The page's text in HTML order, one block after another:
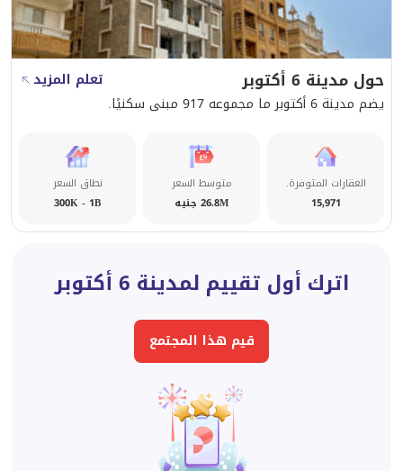
تقسيط 3 سنين
حول مدينة 6 أكتوبر
تعلم المزيد
يضم مدينة 6 أكتوبر ما مجموعه 917 مبنى سكنيًا.
العقارات المتوفرة.
15,971
متوسط السعر
26.8M جنيه
نطاق السعر
300K - 1B
اترك أول تقييم لمدينة 6 أكتوبر
قيم هذا المجتمع